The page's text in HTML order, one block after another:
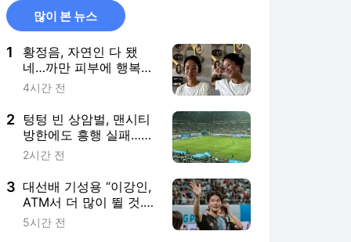
많이 본 뉴스
1
황정음, 자연인 다 됐
네…까만 피부에 행복한
미소 “못 알아 볼 뻔”
4시간 전
2 텅텅 빈 상암벌, 맨시티
방한에도 흥행 실패…이
강인 효과 나올까
2시간 전
3 대선배 기성용 “이강인,
ATM서 더 많이 뛸 것.
맨시티전 직접 가서 응
5시간 전